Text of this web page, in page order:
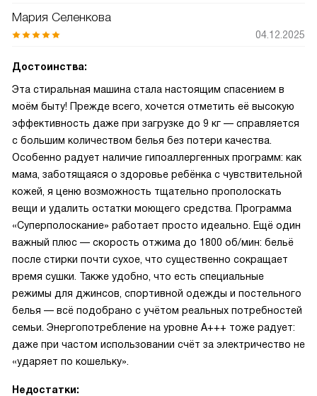
Мария Селенкова
04.12.2025
Достоинства:
Эта стиральная машина стала настоящим спасением в
моём быту! Прежде всего, хочется отметить её высокую
эффективность даже при загрузке до 9 кг — справляется
с большим количеством белья без потери качества.
Особенно радует наличие гипоаллергенных программ: как
мама, заботящаяся о здоровье ребёнка с чувствительной
кожей, я ценю возможность тщательно прополоскать
вещи и удалить остатки моющего средства. Программа
«Суперполоскание» работает просто идеально. Ещё один
важный плюс — скорость отжима до 1800 об/мин: бельё
после стирки почти сухое, что существенно сокращает
время сушки. Также удобно, что есть специальные
режимы для джинсов, спортивной одежды и постельного
белья — всё подобрано с учётом реальных потребностей
семьи. Энергопотребление на уровне А+++ тоже радует:
даже при частом использовании счёт за электричество не
«ударяет по кошельку».
Недостатки: